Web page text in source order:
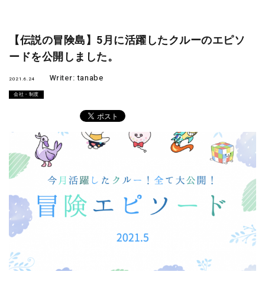
【伝説の冒険島】5月に活躍したクルーのエピソ
ードを公開しました。
2021.6.24 Writer: tanabe
会社・制度